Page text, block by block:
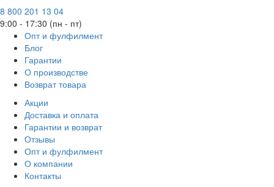
8 800 201 13 04
9:00 - 17:30 (пн - пт)
Опт и фулфилмент
Блог
Гарантии
О производстве
Возврат товара
Акции
Доставка и оплата
Гарантии и возврат
Отзывы
Опт и фулфилмент
О компании
Контакты